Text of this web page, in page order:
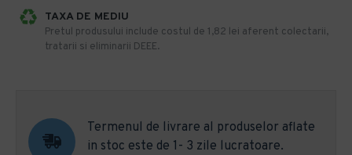
TAXA DE MEDIU
Pretul produsului include costul de 1,82 lei aferent colectarii,
tratarii si eliminarii DEEE.
Termenul de livrare al produselor aflate
in stoc este de 1- 3 zile lucratoare.